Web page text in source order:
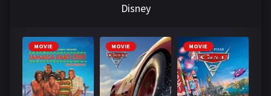
Disney
MOVIE MOVIE MOVIE